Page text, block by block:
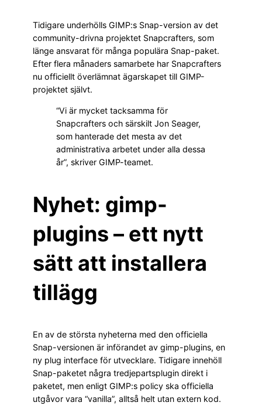
Tidigare underhölls GIMP:s Snap-version av det
community-drivna projektet Snapcrafters, som
länge ansvarat för många populära Snap-paket.
Efter flera månaders samarbete har Snapcrafters
nu officiellt överlämnat ägarskapet till GIMP-
projektet självt.
“Vi är mycket tacksamma för
Snapcrafters och särskilt Jon Seager,
som hanterade det mesta av det
administrativa arbetet under alla dessa
år”, skriver GIMP-teamet.
Nyhet: gimp-
plugins – ett nytt
sätt att installera
tillägg
En av de största nyheterna med den officiella
Snap-versionen är införandet av gimp-plugins, en
ny plug interface för utvecklare. Tidigare innehöll
Snap-paketet några tredjepartsplugin direkt i
paketet, men enligt GIMP:s policy ska officiella
utgåvor vara “vanilla”, alltså helt utan extern kod.